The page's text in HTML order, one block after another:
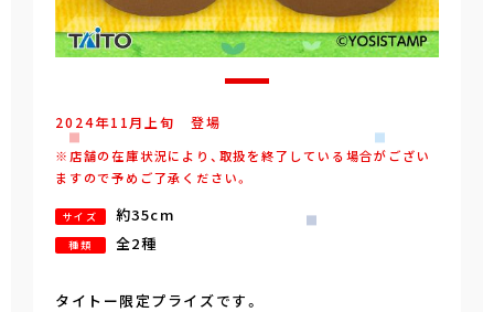
2024年11月 上旬 登場
※店舗の在庫状況により、取扱を終了している場合がござい
ますので予めご了承ください。
サイズ 約35cm
種類 全2種
タイトー限定プライズです。